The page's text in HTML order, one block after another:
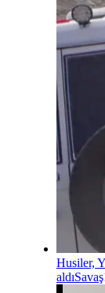
Husiler,
aldıSavaş